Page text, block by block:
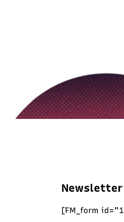
Newsletter
[FM_form